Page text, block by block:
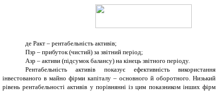
де Ракт – рентабельність активів;
Пзр – прибуток (чистий) за звітний період;
Азр – активи (підсумок балансу) на кінець звітного періоду.
Рентабельність активів показує ефективність використання
інвестованого в майно фірми капіталу – основного й оборотного. Низький
рівень рентабельності активів у порівнянні із цим показником інших фірм